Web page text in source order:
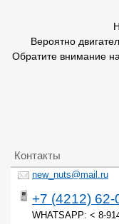
Вероятно
Обратите внимание
Контакты
new_nuts@mail.ru
+7 (4212) 62-
WHATSAPP: < 8-